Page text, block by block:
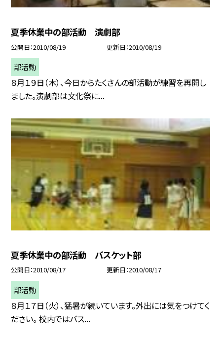
夏季休業中の部活動 演劇部
公開日 2010/08/19 更新日 2010/08/19
部活動
８月１９日（木）、今日からたくさんの部活動が練習を再開し
ました。演劇部は文化祭に...
夏季休業中の部活動 バスケット部
公開日 2010/08/17 更新日 2010/08/17
部活動
８月１７日（火）、猛暑が続いています。外出には気をつけてく
ださい。 校内ではバス...